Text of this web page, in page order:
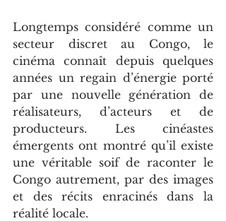
Longtemps considéré comme un
secteur discret au Congo, le
cinéma connaît depuis quelques
années un regain d’énergie porté
par une nouvelle génération de
réalisateurs, d’acteurs et de
producteurs. Les cinéastes
émergents ont montré qu’il existe
une véritable soif de raconter le
Congo autrement, par des images
et des récits enracinés dans la
réalité locale.